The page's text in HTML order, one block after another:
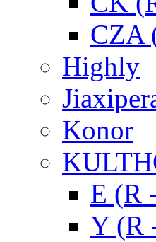
CZA
Highly
Konor
E (R
Y (R